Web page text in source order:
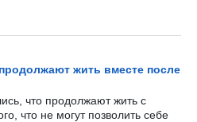
жить вместе после
что продолжают жить с
что не могут позволить себе